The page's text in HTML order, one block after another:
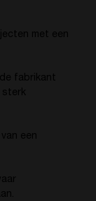
met een
fabrikant
sterk
een